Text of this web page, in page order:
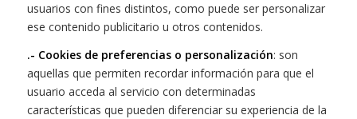
usuarios con fines distintos, como puede ser personalizar
ese contenido publicitario u otros contenidos.
.- Cookies de preferencias o personalización: son
aquellas que permiten recordar información para que el
usuario acceda al servicio con determinadas
características que pueden diferenciar su experiencia de la